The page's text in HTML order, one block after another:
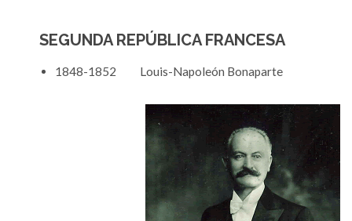
SEGUNDA REPÚBLICA FRANCESA
1848-1852 Louis-Napoleón Bonaparte